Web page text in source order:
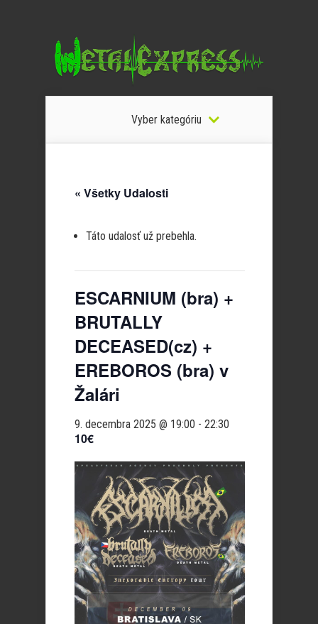
Vyber kategóriu
« Všetky Udalosti
Táto udalosť už prebehla.
ESCARNIUM (bra) +
BRUTALLY
DECEASED(cz) +
EREBOROS (bra) v
Žalári
9. decembra 2025 @ 19:00 - 22:30
10€